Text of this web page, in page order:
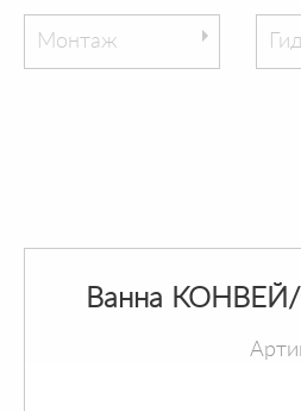
Монтаж
Ванна КОНВЕЙ/